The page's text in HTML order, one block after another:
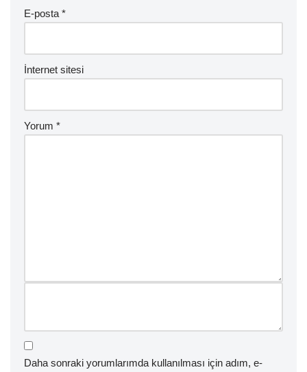
E-posta *
İnternet sitesi
Yorum *
Daha sonraki yorumlarımda kullanılması için adım, e-